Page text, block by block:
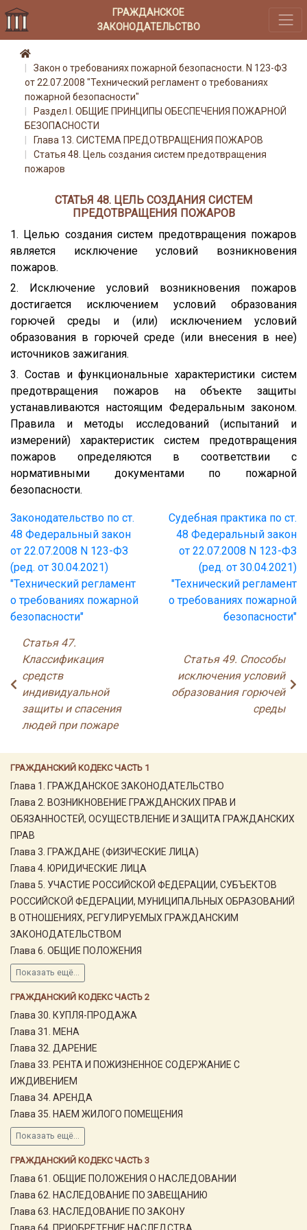
ГРАЖДАНСКОЕ
ЗАКОНОДАТЕЛЬСТВО
ГРАЖДАНСКИЙ КОДЕКС ЧАСТЬ 1
Глава 1. ГРАЖДАНСКОЕ ЗАКОНОДАТЕЛЬСТВО
Глава 2. ВОЗНИКНОВЕНИЕ ГРАЖДАНСКИХ ПРАВ И
ОБЯЗАННОСТЕЙ, ОСУЩЕСТВЛЕНИЕ И ЗАЩИТА ГРАЖДАНСКИХ
ПРАВ
Глава 3. ГРАЖДАНЕ (ФИЗИЧЕСКИЕ ЛИЦА)
Глава 4. ЮРИДИЧЕСКИЕ ЛИЦА
Глава 5. УЧАСТИЕ РОССИЙСКОЙ ФЕДЕРАЦИИ, СУБЪЕКТОВ
РОССИЙСКОЙ ФЕДЕРАЦИИ, МУНИЦИПАЛЬНЫХ ОБРАЗОВАНИЙ
В ОТНОШЕНИЯХ, РЕГУЛИРУЕМЫХ ГРАЖДАНСКИМ
ЗАКОНОДАТЕЛЬСТВОМ
Глава 6. ОБЩИЕ ПОЛОЖЕНИЯ
Показать ещё...
ГРАЖДАНСКИЙ КОДЕКС ЧАСТЬ 2
Глава 30. КУПЛЯ-ПРОДАЖА
Глава 31. МЕНА
Глава 32. ДАРЕНИЕ
Глава 33. РЕНТА И ПОЖИЗНЕННОЕ СОДЕРЖАНИЕ С
ИЖДИВЕНИЕМ
Глава 34. АРЕНДА
Глава 35. НАЕМ ЖИЛОГО ПОМЕЩЕНИЯ
Показать ещё...
ГРАЖДАНСКИЙ КОДЕКС ЧАСТЬ 3
Глава 61. ОБЩИЕ ПОЛОЖЕНИЯ О НАСЛЕДОВАНИИ
Глава 62. НАСЛЕДОВАНИЕ ПО ЗАВЕЩАНИЮ
Глава 63. НАСЛЕДОВАНИЕ ПО ЗАКОНУ
Глава 64. ПРИОБРЕТЕНИЕ НАСЛЕДСТВА
Закон о требованиях пожарной безопасности. N 123-ФЗ
от 22.07.2008 "Технический регламент о требованиях
пожарной безопасности"
Раздел I. ОБЩИЕ ПРИНЦИПЫ ОБЕСПЕЧЕНИЯ ПОЖАРНОЙ
БЕЗОПАСНОСТИ
Глава 13. СИСТЕМА ПРЕДОТВРАЩЕНИЯ ПОЖАРОВ
Статья 48. Цель создания систем предотвращения
пожаров
СТАТЬЯ 48. ЦЕЛЬ СОЗДАНИЯ СИСТЕМ
ПРЕДОТВРАЩЕНИЯ ПОЖАРОВ
1. Целью создания систем предотвращения пожаров
является исключение условий возникновения
пожаров.
2. Исключение условий возникновения пожаров
достигается исключением условий образования
горючей среды и (или) исключением условий
образования в горючей среде (или внесения в нее)
источников зажигания.
3. Состав и функциональные характеристики систем
предотвращения пожаров на объекте защиты
устанавливаются настоящим Федеральным законом.
Правила и методы исследований (испытаний и
измерений) характеристик систем предотвращения
пожаров определяются в соответствии с
нормативными документами по пожарной
безопасности.
Законодательство по ст.
48 Федеральный закон
от 22.07.2008 N 123-ФЗ
(ред. от 30.04.2021)
"Технический регламент
о требованиях пожарной
безопасности"
Судебная практика по ст.
48 Федеральный закон
от 22.07.2008 N 123-ФЗ
(ред. от 30.04.2021)
"Технический регламент
о требованиях пожарной
безопасности"
Статья 47.
Классификация
средств
индивидуальной
защиты и спасения
людей при пожаре
Статья 49. Способы
исключения условий
образования горючей
среды